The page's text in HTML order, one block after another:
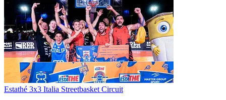
Estathé 3x3 Italia Streetbasket Circuit